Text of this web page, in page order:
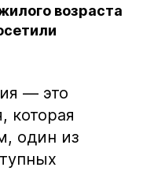
возраста
— это
которая
один из